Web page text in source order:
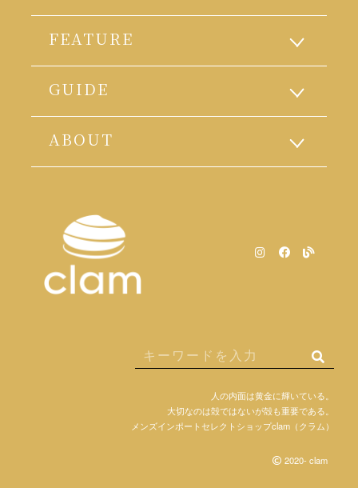
FEATURE
GUIDE
ABOUT
人の内面は黄金に輝いている。
大切なのは殻ではないが殻も重要である。
メンズインポートセレクトショップclam（クラム）
2020- clam